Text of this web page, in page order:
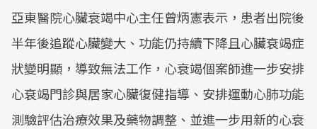
亞東醫院心臟衰竭中心主任曾炳憲表示，患者出院後
半年後追蹤心臟變大、功能仍持續下降且心臟衰竭症
狀變明顯，導致無法工作，心衰竭個案師進一步安排
心衰竭門診與居家心臟復健指導、安排運動心肺功能
測驗評估治療效果及藥物調整、並進一步用新的心衰